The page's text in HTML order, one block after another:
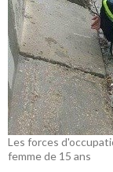
Les forces
femme de 15 ans